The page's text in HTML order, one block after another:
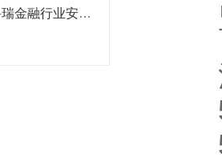
技术赋能：安科瑞金融行业安全用电解决方案全解析
监
注
5